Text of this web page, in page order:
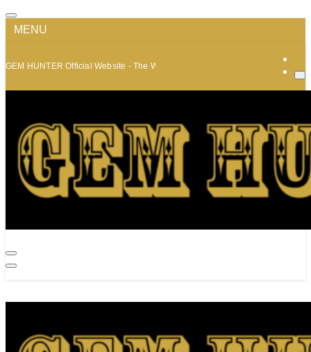
MENU
GEM HUNTER Official Website - The World of Minerals and Jewelry